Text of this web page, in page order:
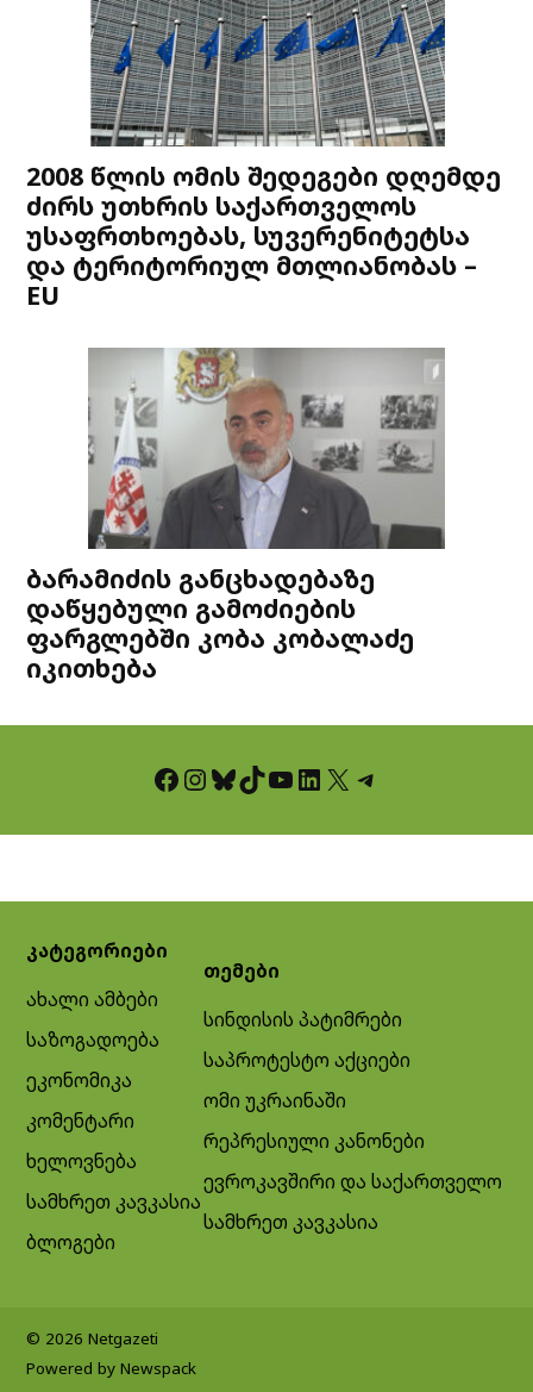
2008 წლის ომის შედეგები დღემდე
ძირს უთხრის საქართველოს
უსაფრთხოებას, სუვერენიტეტსა
და ტერიტორიულ მთლიანობას –
EU
ბარამიძის განცხადებაზე
დაწყებული გამოძიების
ფარგლებში კობა კობალაძე
იკითხება
Facebook InstagramBluesky TikTok YouTube LinkedIn X Telegram
კატეგორიები
ახალი ამბები
საზოგადოება
ეკონომიკა
კომენტარი
ხელოვნება
სამხრეთ კავკასია
ბლოგები
თემები
სინდისის პატიმრები
საპროტესტო აქციები
ომი უკრაინაში
რეპრესიული კანონები
ევროკავშირი და საქართველო
სამხრეთ კავკასია
© 2026 Netgazeti
Powered by Newspack